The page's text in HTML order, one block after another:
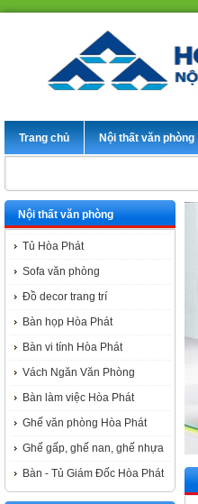
Trang chủ Nội thất văn phòng
Nội thất văn phòng
Tủ Hòa Phát
Sofa văn phòng
Đồ decor trang trí
Bàn họp Hòa Phát
Bàn vi tính Hòa Phát
Vách Ngăn Văn Phòng
Bàn làm việc Hòa Phát
Ghế văn phòng Hòa Phát
Ghế gấp, ghế nan, ghế nhựa
Bàn - Tủ Giám Đốc Hòa Phát